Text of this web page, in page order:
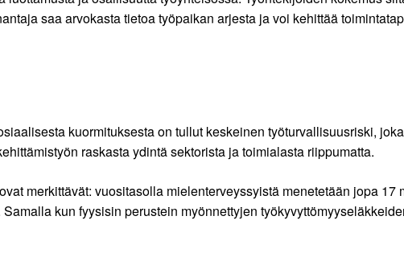
saa arvokasta tietoa työpaikan arjesta ja voi kehittää
kuormituksesta on tullut keskeinen työturvallisuusriski,
raskasta ydintä sektorista ja toimialasta riippumatta.
merkittävät: vuositasolla mielenterveyssyistä menetetään jopa
kun fyysisin perustein myönnettyjen